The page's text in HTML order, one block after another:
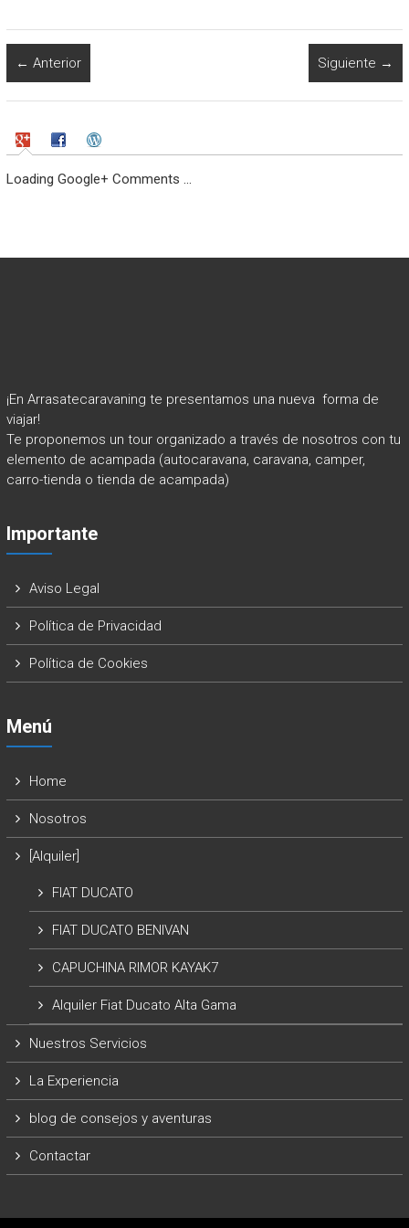
← Anterior Siguiente →
Loading Google+ Comments ...
¡En Arrasatecaravaning te presentamos una nueva forma de
viajar!
Te proponemos un tour organizado a través de nosotros con tu
elemento de acampada (autocaravana, caravana, camper,
carro-tienda o tienda de acampada)
Importante
Aviso Legal
Política de Privacidad
Política de Cookies
Menú
Home
Nosotros
[Alquiler]
FIAT DUCATO
FIAT DUCATO BENIVAN
CAPUCHINA RIMOR KAYAK7
Alquiler Fiat Ducato Alta Gama
Nuestros Servicios
La Experiencia
blog de consejos y aventuras
Contactar